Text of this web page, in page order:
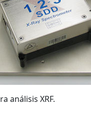
análisis XRF.